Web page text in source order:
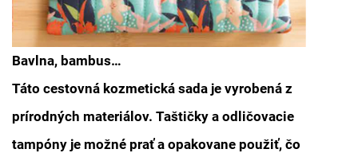
Bavlna, bambus…
Táto cestovná kozmetická sada je vyrobená z
prírodných materiálov. Taštičky a odličovacie
tampóny je možné prať a opakovane použiť, čo